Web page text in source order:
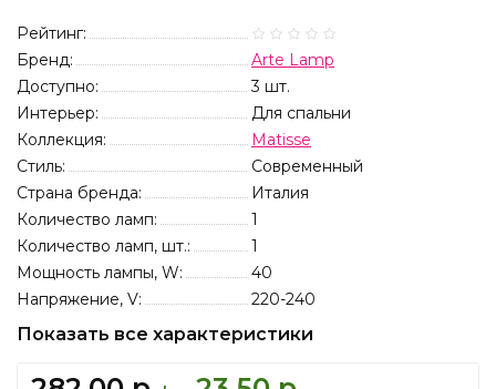
Рейтинг:
Бренд:
Arte Lamp
Доступно:
3 шт.
Интерьер:
Для спальни
Коллекция:
Matisse
Стиль:
Современный
Страна бренда:
Италия
Количество ламп:
1
Количество ламп, шт.:
1
Мощность лампы, W:
40
Напряжение, V:
220-240
Показать все характеристики